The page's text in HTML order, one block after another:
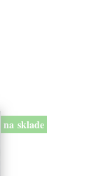
na sklade